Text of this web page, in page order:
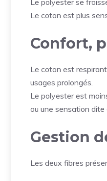
Le coton est plus
Confort,
Le coton est
usages prolongés.
Le polyester est
ou une sensation dite
Gestion
Les deux fibres